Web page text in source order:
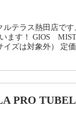
ルテラス熱田店で
います！ GIOS
イズは対象外） 定
PRO